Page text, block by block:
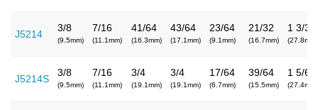
J5214
3/8
(9.5mm)
7/16
(11.1mm)
41/64
(16.3mm)
43/64
(17.1mm)
23/64
(9.1mm)
21/32
(16.7mm)
1 3/32
(27.8mm)
J5214S
3/8
(9.5mm)
7/16
(11.1mm)
3/4
(19.1mm)
3/4
(19.1mm)
17/64
(6.7mm)
39/64
(15.5mm)
1 5/64
(27.4mm)